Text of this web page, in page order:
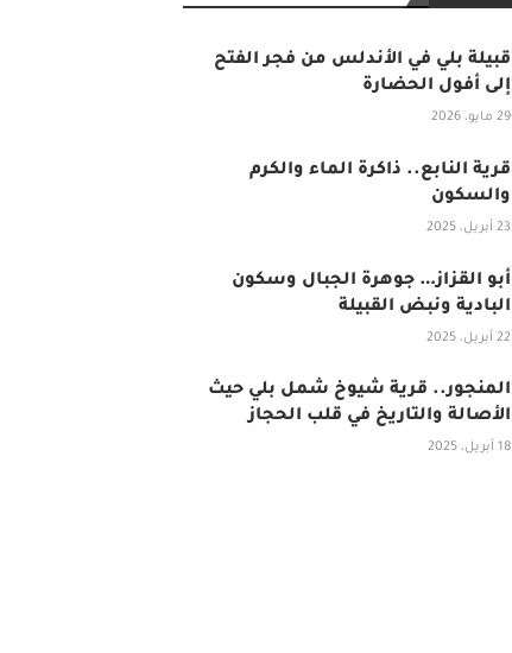
قبيلة بلي في الأندلس من فجر الفتح
إلى أفول الحضارة
29 مايو، 2026
قرية النابع.. ذاكرة الماء والكرم
والسكون
23 أبريل، 2025
أبو القزاز… جوهرة الجبال وسكون
البادية ونبض القبيلة
22 أبريل، 2025
المنجور.. قرية شيوخ شمل بلي حيث
الأصالة والتاريخ في قلب الحجاز
18 أبريل، 2025